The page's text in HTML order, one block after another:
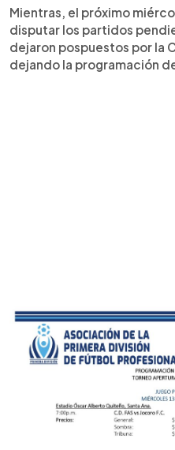
Mientras, el próximo
disputar los partidos
dejaron pospuestos por la
dejando la programación